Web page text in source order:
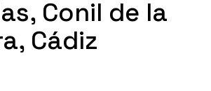
Conil de la
Cádiz